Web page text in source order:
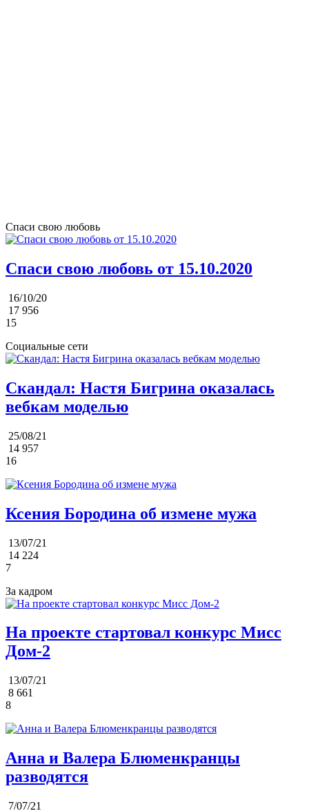
Спаси свою любовь
Спаси свою любовь от 15.10.2020
16/10/20
17 956
15
Социальные сети
Скандал: Настя Бигрина оказалась
вебкам моделью
25/08/21
14 957
16
Ксения Бородина об измене мужа
13/07/21
14 224
7
За кадром
На проекте стартовал конкурс Мисс
Дом-2
13/07/21
8 661
8
Анна и Валера Блюменкранцы
разводятся
7/07/21